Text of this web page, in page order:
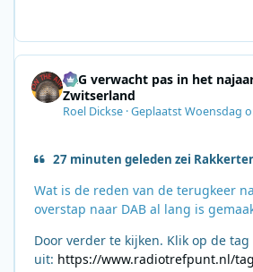
SRG verwacht pas in het
Zwitserland
Roel Dickse ·GeplaatstWoensdag
27 minuten geleden zei
Wat is de reden van de terugkeer
overstap naar DAB al lang is
Door verder te kijken. Klik op de
uit: https://www.radiotrefpunt.nl/